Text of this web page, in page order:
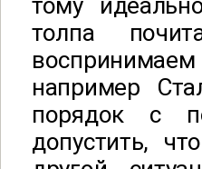
толпа
например
порядок с
допустить,